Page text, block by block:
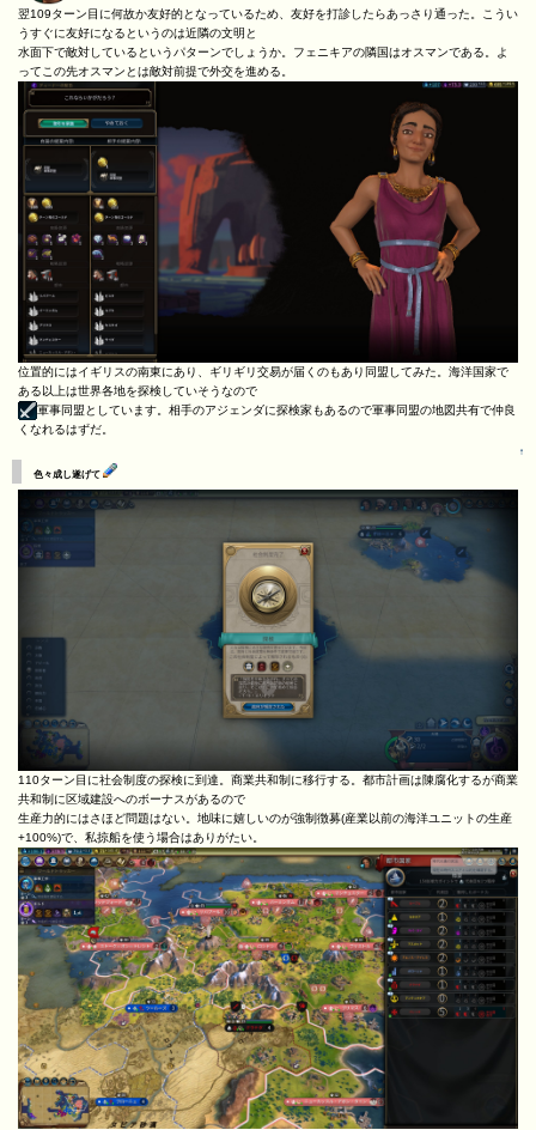
翌109ターン目に何故か友好的となっているため、友好を打診したらあっさり通った。こうい
うすぐに友好になるというのは近隣の文明と
水面下で敵対しているというパターンでしょうか。フェニキアの隣国はオスマンである。よ
ってこの先オスマンとは敵対前提で外交を進める。
位置的にはイギリスの南東にあり、ギリギリ交易が届くのもあり同盟してみた。海洋国家で
ある以上は世界各地を探検していそうなので
軍事同盟としています。相手のアジェンダに探検家もあるので軍事同盟の地図共有で仲良
くなれるはずだ。
↑
色々成し遂げて
110ターン目に社会制度の探検に到達。商業共和制に移行する。都市計画は陳腐化するが商業
共和制に区域建設へのボーナスがあるので
生産力的にはさほど問題はない。地味に嬉しいのが強制徴募(産業以前の海洋ユニットの生産
+100%)で、私掠船を使う場合はありがたい。